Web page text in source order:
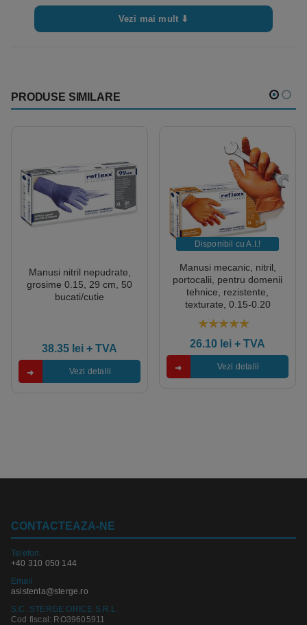
Vezi mai mult ⬇
PRODUSE SIMILARE
Manusi nitril nepudrate,
grosime 0.15, 29 cm, 50
bucati/cutie
38.35 lei + TVA
Vezi detalii
Disponibil cu A.I.​!
Manusi mecanic, nitril,
portocalii, pentru domenii
tehnice, rezistente,
texturate, 0.15-0.20
26.10 lei + TVA
Vezi detalii
CONTACTEAZA-NE
Telefon:
+40 310 050 144
Email
asistenta@sterge.ro
S.C. STERGE ORICE S.R.L.
Cod fiscal: RO39605911